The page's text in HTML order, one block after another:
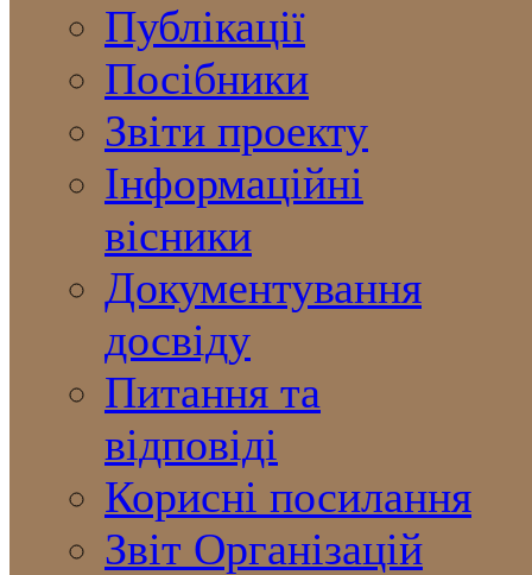
Публікації
Посібники
Звіти проекту
Інформаційні
вісники
Документування
досвіду
Питання та
відповіді
Корисні посилання
Звіт Організацій